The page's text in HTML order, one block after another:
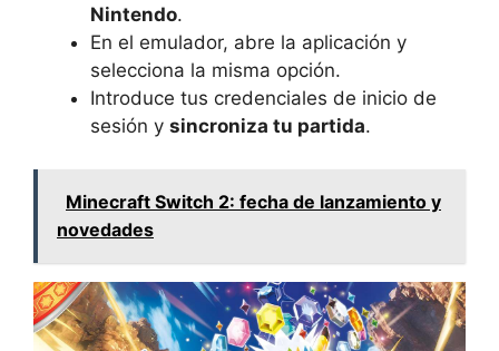
Nintendo.
En el emulador, abre la aplicación y
selecciona la misma opción.
Introduce tus credenciales de inicio de
sesión y sincroniza tu partida.
Minecraft Switch 2: fecha de lanzamiento y
novedades